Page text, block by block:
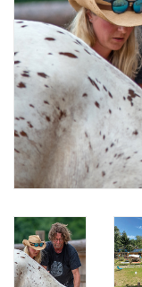
Reitpad
Veranstaltungen